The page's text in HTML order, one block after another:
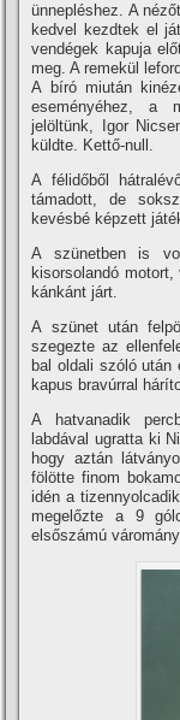
ünnepléshez. A
kedvel kezdtek el
vendégek kapuja
meg. A remekül
A bí­ró miután
eseményéhez, a
jelöltünk, Igor
küldte. Kettő-null.
A félidőből
támadott, de
kevésbé képzett
A szünetben is
kisorsolandó
kánkánt járt.
A szünet után
szegezte az
bal oldali szóló
kapus bravúrral
A hatvanadik
labdával ugratta ki
hogy aztán
fölötte finom
idén a
megelőzte a 9
elsőszámú